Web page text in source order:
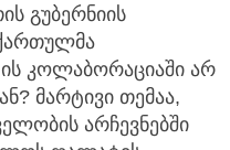
გუბერნიის
კოლაბორაციაში არ
მარტივი თემაა,
არჩევნებში